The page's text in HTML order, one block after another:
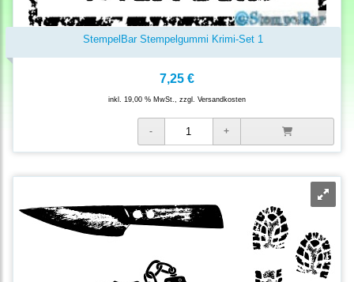
StempelBar Stempelgummi Krimi-Set 1
7,25 €
inkl. 19,00 % MwSt., zzgl. Versandkosten